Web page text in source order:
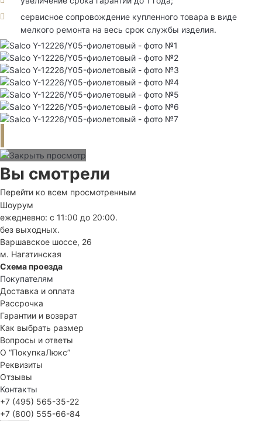
сервисное сопровождение купленного товара в виде
мелкого ремонта на весь срок службы изделия.
Вы смотрели
Перейти ко всем просмотренным
Шоурум
ежедневно: с 11:00 до 20:00.
без выходных.
Варшавское шоссе, 26
м. Нагатинская
Схема проезда
Покупателям
Доставка и оплата
Рассрочка
Гарантии и возврат
Как выбрать размер
Вопросы и ответы
О “ПокупкаЛюкс”
Реквизиты
Отзывы
Контакты
+7 (495) 565-35-22
+7 (800) 555-66-84